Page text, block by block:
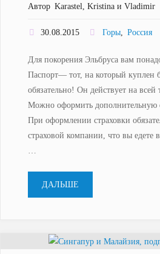
Автор Karastel, Kristina и Vladimir
30.08.2015 Горы, Россия
Для покорения Эльбруса вам
Паспорт— тот, на который
обязательно! Он действует на всей
Можно оформить дополнительную
При оформлении страховки
страховой компании, что вы едете
ДАЛЬШЕ"Список